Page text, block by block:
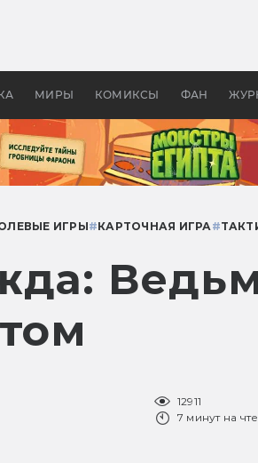
МИРЫ КОМИКСЫ ФАН
колец»
ИГРЫ#КАРТОЧНАЯ ИГРА#
12911
7 минут на